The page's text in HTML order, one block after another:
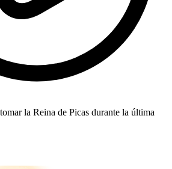
la Reina de Picas durante la última